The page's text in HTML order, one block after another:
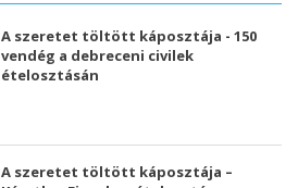
A szeretet töltött káposztája - 150
vendég a debreceni civilek
ételosztásán
A szeretet töltött káposztája –